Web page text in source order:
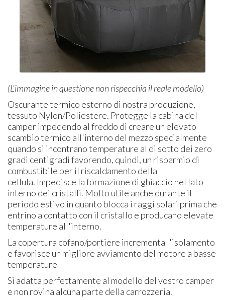
(L'immagine in questione non rispecchia il reale modello)
Oscurante termico esterno di nostra produzione,
tessuto Nylon/Poliestere. Protegge la cabina del
camper impedendo al freddo di creare un elevato
scambio termico all'interno del mezzo specialmente
quando si incontrano temperature al di sotto dei zero
gradi centigradi favorendo, quindi, un risparmio di
combustibile per il riscaldamento della
cellula. Impedisce la formazione di ghiaccio nel lato
interno dei cristalli. Molto utile anche durante il
periodo estivo in quanto blocca i raggi solari prima che
entrino a contatto con il cristallo e producano elevate
temperature all'interno.
La copertura cofano/portiere incrementa l'isolamento
e favorisce un migliore avviamento del motore a basse
temperature
Si adatta perfettamente al modello del vostro camper
e non rovina alcuna parte della carrozzeria.